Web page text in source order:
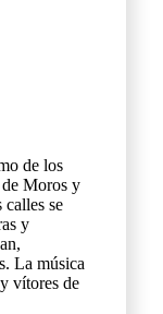
de los
de Moros y
se
y
La música
vítores de